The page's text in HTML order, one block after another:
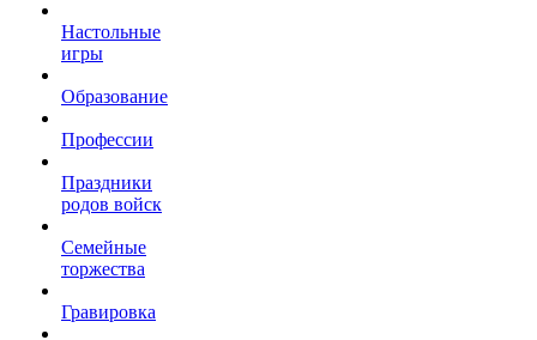
Настольные
игры
Образование
Профессии
Праздники
родов войск
Семейные
торжества
Гравировка